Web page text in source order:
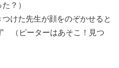
？）
けた先生が顔をのぞかせると
（ピーターはあそこ！見つ